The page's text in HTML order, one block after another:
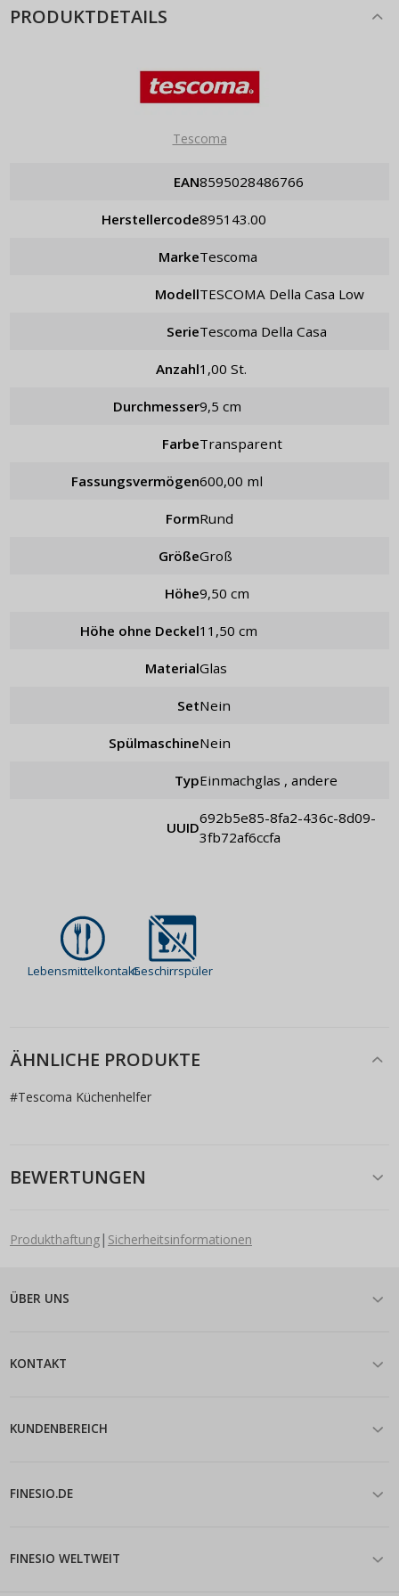
PRODUKTDETAILS
Tescoma
EAN 8595028486766
Herstellercode 895143.00
Marke Tescoma
Modell TESCOMA Della Casa Low
Serie Tescoma Della Casa
Anzahl 1,00 St.
Durchmesser 9,5 cm
Farbe Transparent
Fassungsvermögen 600,00 ml
Form rund
Größe groß
Höhe 9,50 cm
Höhe ohne Deckel 11,50 cm
Material Glas
Set nein
Spülmaschine Nein
Typ Einmachglas , andere
UUID
692b5e85-8fa2-436c-8d09-
3fb72af6ccfa
LebensmittelkontaktGeschirrspüler
ÄHNLICHE PRODUKTE
#Tescoma Küchenhelfer
BEWERTUNGEN
Produkthaftung| Sicherheitsinformationen
ÜBER UNS
KONTAKT
KUNDENBEREICH
FINESIO.DE
FINESIO WELTWEIT